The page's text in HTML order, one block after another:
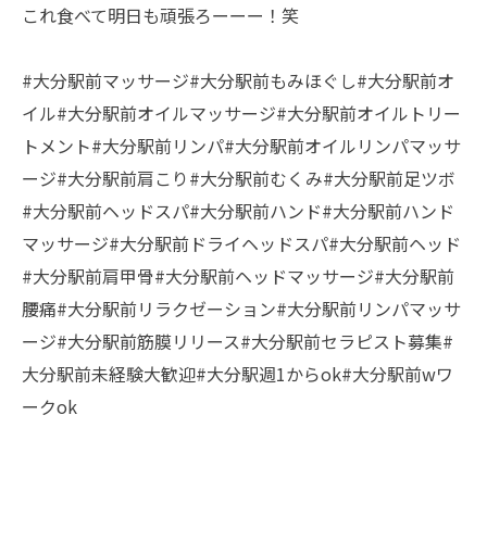
これ食べて明日も頑張ろーーー！笑
#大分駅前マッサージ#大分駅前もみほぐし#大分駅前オ
イル#大分駅前オイルマッサージ#大分駅前オイルトリー
トメント#大分駅前リンパ#大分駅前オイルリンパマッサ
ージ#大分駅前肩こり#大分駅前むくみ#大分駅前足ツボ
#大分駅前ヘッドスパ#大分駅前ハンド#大分駅前ハンド
マッサージ#大分駅前ドライヘッドスパ#大分駅前ヘッド
#大分駅前肩甲骨#大分駅前ヘッドマッサージ#大分駅前
腰痛#大分駅前リラクゼーション#大分駅前リンパマッサ
ージ#大分駅前筋膜リリース#大分駅前セラピスト募集#
大分駅前未経験大歓迎#大分駅週1からok#大分駅前wワ
ークok